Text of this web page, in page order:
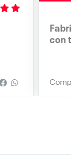
con